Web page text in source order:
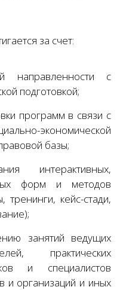
за счет:
направленности с
подготовкой;
программ в связи с
экономической
базы;
интерактивных,
форм и методов
кейс-стади,
занятий ведущих
практических
и специалистов
и организаций и иных